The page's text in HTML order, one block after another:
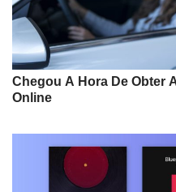
Chegou A Hora De Obter
Online